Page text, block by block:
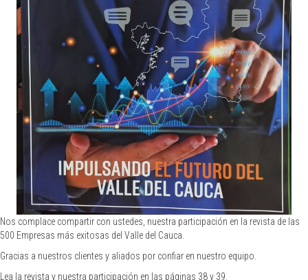
Nos complace compartir con ustedes, nuestra participación en la revista de las
500 Empresas más exitosas del Valle del Cauca.
Gracias a nuestros clientes y aliados por confiar en nuestro equipo.
Lea la revista y nuestra participación en las páginas 38 y 39.